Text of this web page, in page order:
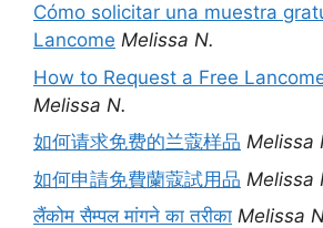
Cómo solicitar una muestra
Lancome Melissa N.
How to Request a Free
Melissa N.
如何请求免费的兰蔻样品 Melissa
如何申請免費蘭蔻試用品 Melissa
लैंकोम सैम्पल मांगने का तरीका Melissa